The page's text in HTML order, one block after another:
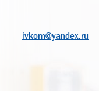
ivkom@yandex.ru